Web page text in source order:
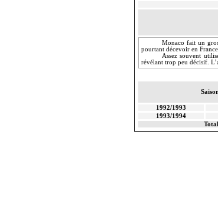
Monaco fait un
pourtant décevoir en
Assez souvent
révélant trop peu décisif.
1992/1993
1993/1994
Total